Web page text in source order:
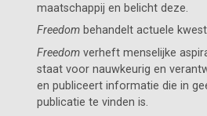
maatschappij en belicht deze.
Freedom behandelt actuele
Freedom verheft menselijke
staat voor nauwkeurig en
en publiceert informatie die in
publicatie te vinden is.